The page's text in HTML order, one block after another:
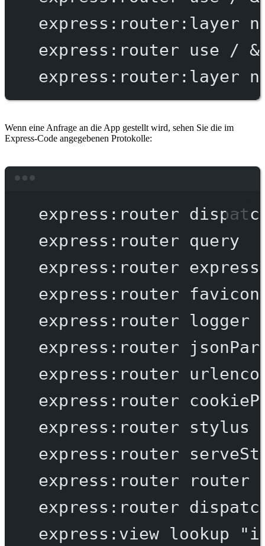
express:router:layer
express:router
use / &
express:router:layer
Wenn eine Anfrage an die App gestellt wird, sehen Sie die im
Express-Code angegebenen Protokolle:
express:router
express:router
query
express:router
express:router
favicon
express:router
logger
express:router
express:router
express:router
express:router
stylus
express:router
express:router
router
express:router
express:view
lookup